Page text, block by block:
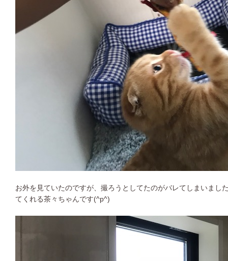
お外を見ていたのですが、撮ろうとしてたのがバレてしまいまし
てくれる茶々ちゃんです(^p^)